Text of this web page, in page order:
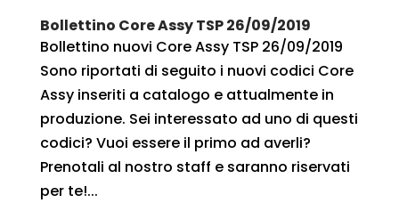
Bollettino Core Assy TSP 26/09/2019
Bollettino nuovi Core Assy TSP 26/09/2019
Sono riportati di seguito i nuovi codici Core
Assy inseriti a catalogo e attualmente in
produzione. Sei interessato ad uno di questi
codici? Vuoi essere il primo ad averli?
Prenotali al nostro staff e saranno riservati
per te!...